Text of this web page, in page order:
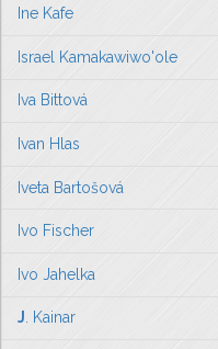
Ine Kafe
Israel Kamakawiwo'ole
Iva Bittová
Ivan Hlas
Iveta Bartošová
Ivo Fischer
Ivo Jahelka
J. Kainar